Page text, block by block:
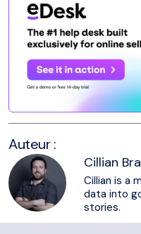
Auteur :
Cillian
Cillian is a
data into
stories.